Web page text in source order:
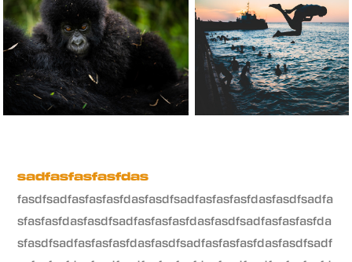
sadfasfasfasfdas
fasdfsadfasfasfasfdasfasdfsadfasfasfasfdasfasdfsadfa
sfasfasfdasfasdfsadfasfasfasfdasfasdfsadfasfasfasfda
sfasdfsadfasfasfasfdasfasdfsadfasfasfasfdasfasdfsadf